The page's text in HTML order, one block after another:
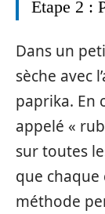
Étape 2 :
Dans un
sèche avec
paprika. En
appelé «
sur toutes
que
méthode